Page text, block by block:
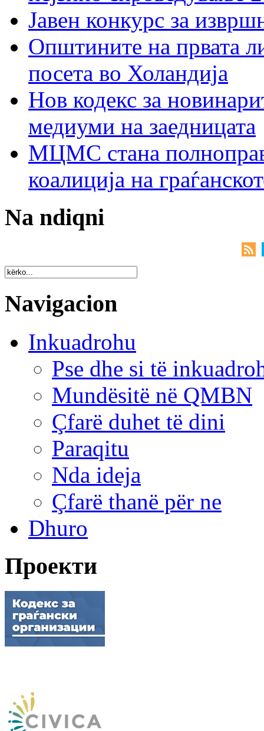
Јавен конкурс за
Општините на првата
посета во Холандија
Нов кодекс за
медиуми на заедницата
МЦМС стана
коалиција на
Na ndiqni
Navigacion
Inkuadrohu
Pse dhe si të
Mundësitë në QMBN
Çfarë duhet të dini
Paraqitu
Nda ideja
Çfarë thanë për ne
Dhuro
Проекти